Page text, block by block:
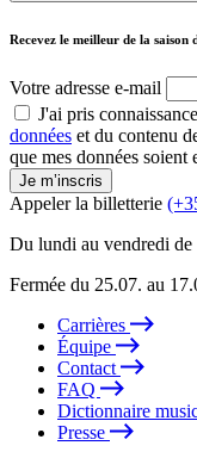
Recevez le meilleur de la
Votre adresse e-mail
J'ai pris
données et du contenu
que mes données soient
Je m’inscris
Appeler la billetterie
Du lundi au vendredi de
Fermée du 25.07. au
Carrières
Équipe
Contact
FAQ
Dictionnaire
Presse